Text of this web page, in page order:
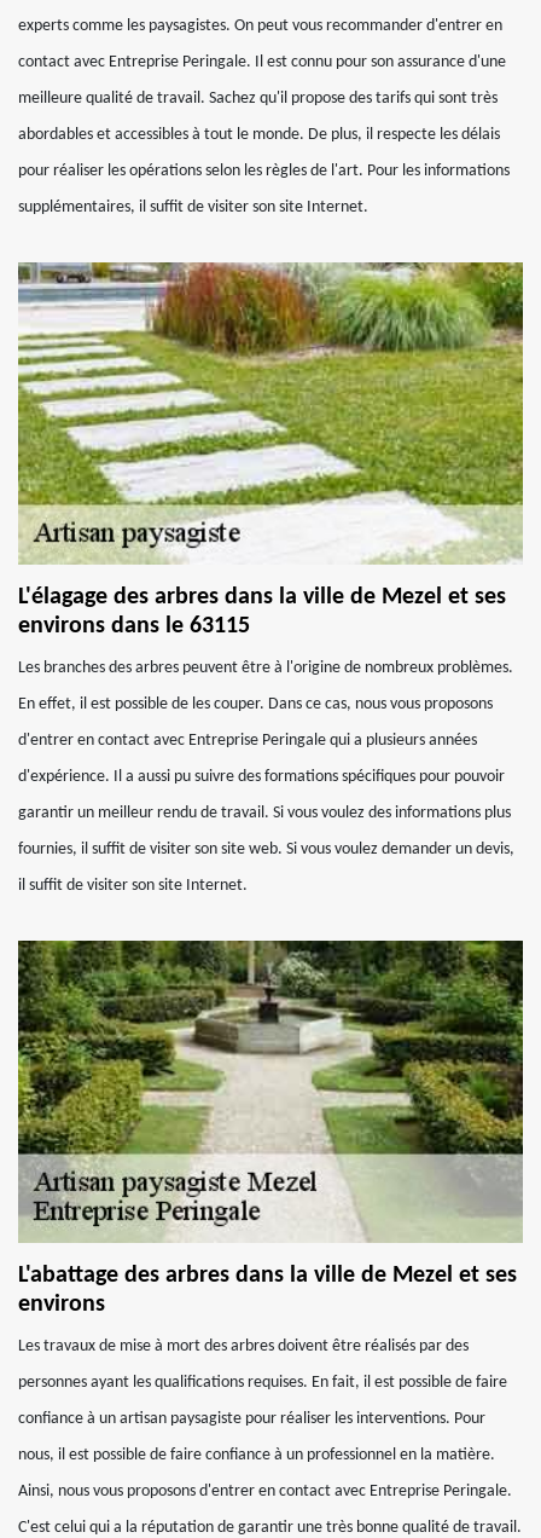
experts comme les paysagistes. On peut vous recommander d'entrer en
contact avec Entreprise Peringale. Il est connu pour son assurance d'une
meilleure qualité de travail. Sachez qu'il propose des tarifs qui sont très
abordables et accessibles à tout le monde. De plus, il respecte les délais
pour réaliser les opérations selon les règles de l'art. Pour les informations
supplémentaires, il suffit de visiter son site Internet.
L'élagage des arbres dans la ville de Mezel et ses
environs dans le 63115
Les branches des arbres peuvent être à l'origine de nombreux problèmes.
En effet, il est possible de les couper. Dans ce cas, nous vous proposons
d'entrer en contact avec Entreprise Peringale qui a plusieurs années
d'expérience. Il a aussi pu suivre des formations spécifiques pour pouvoir
garantir un meilleur rendu de travail. Si vous voulez des informations plus
fournies, il suffit de visiter son site web. Si vous voulez demander un devis,
il suffit de visiter son site Internet.
L'abattage des arbres dans la ville de Mezel et ses
environs
Les travaux de mise à mort des arbres doivent être réalisés par des
personnes ayant les qualifications requises. En fait, il est possible de faire
confiance à un artisan paysagiste pour réaliser les interventions. Pour
nous, il est possible de faire confiance à un professionnel en la matière.
Ainsi, nous vous proposons d'entrer en contact avec Entreprise Peringale.
C'est celui qui a la réputation de garantir une très bonne qualité de travail.